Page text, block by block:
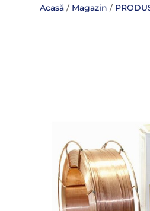
Acasă / Magazin /